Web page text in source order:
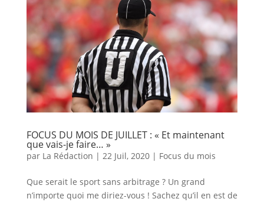
FOCUS DU MOIS DE JUILLET : « Et maintenant
que vais-je faire… »
par La Rédaction | 22 Juil, 2020| Focus du mois
Que serait le sport sans arbitrage ? Un grand
n’importe quoi me diriez-vous ! Sachez qu’il en est de